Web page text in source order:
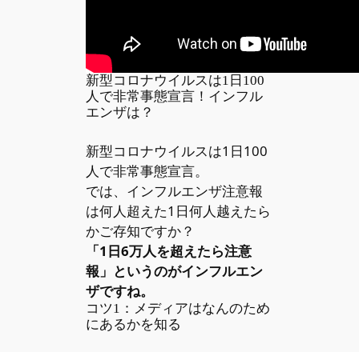
新型コロナウイルスは1日100
人で非常事態宣言！インフル
エンザは？
新型コロナウイルスは1日100
人で非常事態宣言。
では、インフルエンザ注意報
は何人超えた1日何人越えたら
かご存知ですか？
「1日6万人を超えたら注意
報」というのがインフルエン
ザですね。
コツ1：メディアはなんのため
にあるかを知る